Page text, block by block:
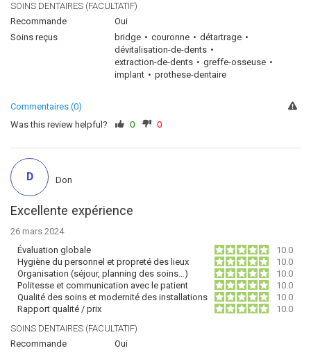
SOINS DENTAIRES (FACULTATIF)
Recommande
Oui
Soins reçus
bridge couronne
détartrage
dévitalisation-de-dents
extraction-de-dents
greffe-osseuse
implant
prothese-dentaire
Commentaires (0)
Was this review helpful?
0 0
Excellente expérience
26 mars 2024
Évaluation globale
10.0
Hygiène du personnel et propreté des lieux
10.0
Organisation (séjour, planning des soins…)
10.0
Politesse et communication avec le patient
10.0
Qualité des soins et modernité des installations
10.0
Rapport qualité / prix
10.0
SOINS DENTAIRES (FACULTATIF)
Recommande
Oui
D Don